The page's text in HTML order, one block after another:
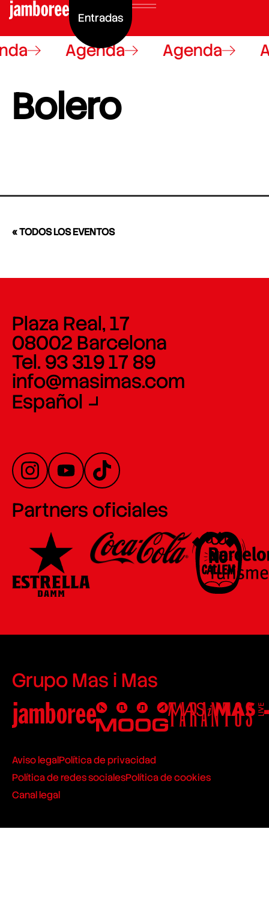
Entradas
Agenda Agenda
Bolero
« TODOS LOS EVENTOS
Plaza Real, 17
08002 Barcelona
Tel. 93 319 17 89
info@masimas.com
Español
Partners oficiales
Grupo Mas i Mas
Aviso legalPolítica de privacidad
Política de redes socialesPolítica de cookies
Canal legal